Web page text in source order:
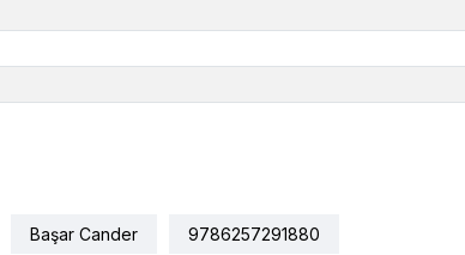
Başar Cander 9786257291880